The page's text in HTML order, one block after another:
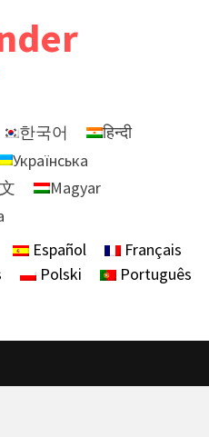
한국어
हिन्दी
Українська
Magyar
Español
Français
Polski
Português